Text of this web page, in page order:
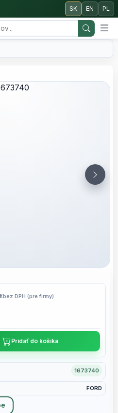
SK EN PL
1673740
FORD
bez DPH (pre firmy)
Pridať do košíka